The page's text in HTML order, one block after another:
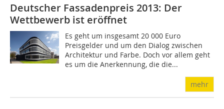
Deutscher Fassadenpreis 2013: Der
Wettbewerb ist eröffnet
Es geht um insgesamt 20 000 Euro
Preisgelder und um den Dialog zwischen
Architektur und Farbe. Doch vor allem geht
es um die Anerkennung, die die...
mehr